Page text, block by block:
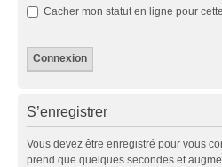
Cacher mon statut en ligne pour
S’enregistrer
Vous devez être enregistré pour vous
prend que quelques secondes et